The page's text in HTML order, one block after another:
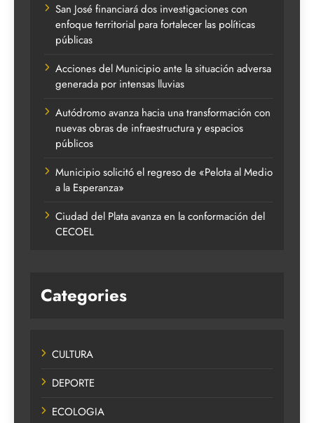
San José financiará dos investigaciones con
enfoque territorial para fortalecer las políticas
públicas
Acciones del Municipio ante la situación adversa
generada por intensas lluvias
Autódromo avanza hacia una transformación con
nuevas obras de infraestructura y espacios
públicos
Municipio solicitó el regreso de «Pelota al Medio
a la Esperanza»
Ciudad del Plata avanza en la conformación del
CECOEL
Categories
CULTURA
DEPORTE
ECOLOGIA